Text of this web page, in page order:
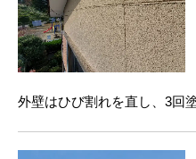
外壁はひび割れを直し、3回